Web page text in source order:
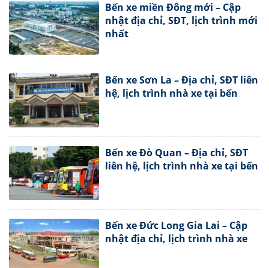
Bến xe miền Đông mới – Cập
nhật địa chỉ, SĐT, lịch trình mới
nhất
Bến xe Sơn La – Địa chỉ, SĐT liên
hệ, lịch trình nhà xe tại bến
Bến xe Đò Quan – Địa chỉ, SĐT
liên hệ, lịch trình nhà xe tại bến
Bến xe Đức Long Gia Lai – Cập
nhật địa chỉ, lịch trình nhà xe